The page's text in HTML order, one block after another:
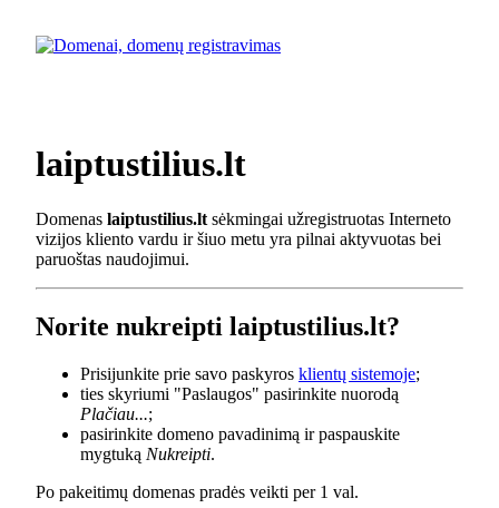
laiptustilius.lt
Domenas laiptustilius.lt sėkmingai užregistruotas Interneto
vizijos kliento vardu ir šiuo metu yra pilnai aktyvuotas bei
paruoštas naudojimui.
Norite nukreipti laiptustilius.lt?
Prisijunkite prie savo paskyros klientų sistemoje;
ties skyriumi "Paslaugos" pasirinkite nuorodą
Plačiau...;
pasirinkite domeno pavadinimą ir paspauskite
mygtuką Nukreipti.
Po pakeitimų domenas pradės veikti per 1 val.